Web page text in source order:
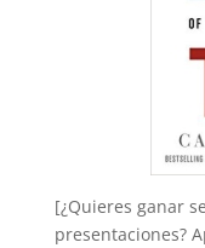
[¿Quieres ganar
presentaciones?